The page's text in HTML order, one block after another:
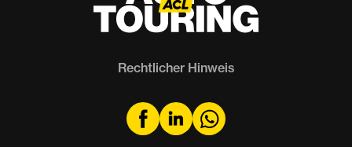
Rechtlicher Hinweis